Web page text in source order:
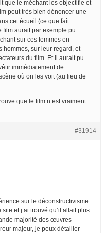
que le méchant les objectifie et
peut très bien dénoncer une
cet écueil (ce que fait
film aurait par exemple pu
sur ces femmes en
hommes, sur leur regard, et
du film. Et il aurait pu
immédiatement de
où on les voit (au lieu de
que le film n’est vraiment
#31914
sur le déconstructivisme
et j’ai trouvé qu’il allait plus
majorité des œuvres
majeur, je peux détailler